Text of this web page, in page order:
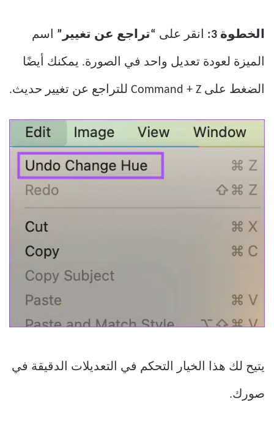
الخطوة 3: انقر على “تراجع عن تغيير” اسم
الميزة لعودة تعديل واحد في الصورة. يمكنك أيضًا
الضغط على Command + Z للتراجع عن تغيير حديث.
يتيح لك هذا الخيار التحكم في التعديلات الدقيقة في
صورك.